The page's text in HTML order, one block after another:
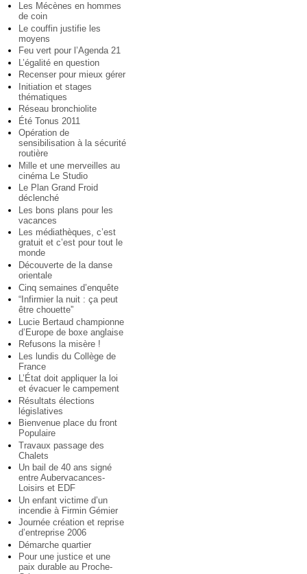
Les Mécènes en hommes
de coin
Le couffin justifie les
moyens
Feu vert pour l’Agenda 21
L’égalité en question
Recenser pour mieux gérer
Initiation et stages
thématiques
Réseau bronchiolite
Été Tonus 2011
Opération de
sensibilisation à la sécurité
routière
Mille et une merveilles au
cinéma Le Studio
Le Plan Grand Froid
déclenché
Les bons plans pour les
vacances
Les médiathèques, c’est
gratuit et c’est pour tout le
monde
Découverte de la danse
orientale
Cinq semaines d’enquête
“Infirmier la nuit : ça peut
être chouette”
Lucie Bertaud championne
d’Europe de boxe anglaise
Refusons la misère !
Les lundis du Collège de
France
L’État doit appliquer la loi
et évacuer le campement
Résultats élections
législatives
Bienvenue place du front
Populaire
Travaux passage des
Chalets
Un bail de 40 ans signé
entre Aubervacances-
Loisirs et EDF
Un enfant victime d’un
incendie à Firmin Gémier
Journée création et reprise
d’entreprise 2006
Démarche quartier
Pour une justice et une
paix durable au Proche-